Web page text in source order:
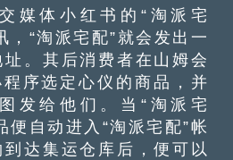
体小红书的“淘派宅
，“淘派宅配”就会发出一
。其后消费者在山姆会
序选定心仪的商品，并
发给他们。当“淘派宅
便自动进入“淘派宅配”帐
达集运仓库后，便可以